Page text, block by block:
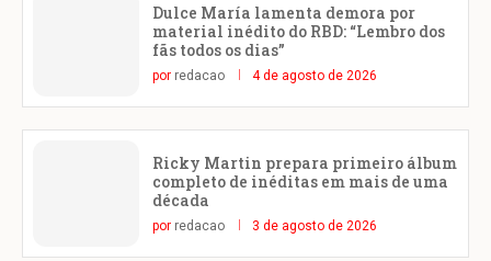
Dulce María lamenta demora por
material inédito do RBD: “Lembro dos
fãs todos os dias”
por redacao 4 de agosto de 2026
Ricky Martin prepara primeiro álbum
completo de inéditas em mais de uma
década
por redacao 3 de agosto de 2026